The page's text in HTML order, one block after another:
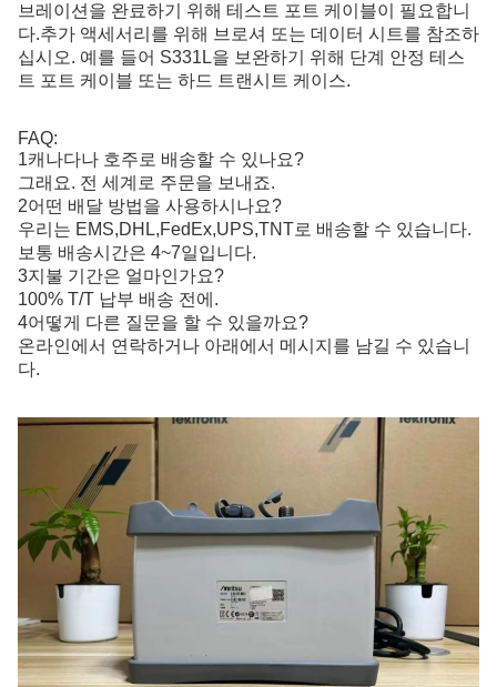
브레이션을 완료하기 위해 테스트 포트 케이블이 필요합니
다.추가 액세서리를 위해 브로셔 또는 데이터 시트를 참조하
십시오. 예를 들어 S331L을 보완하기 위해 단계 안정 테스
트 포트 케이블 또는 하드 트랜시트 케이스.
FAQ:
1캐나다나 호주로 배송할 수 있나요?
그래요. 전 세계로 주문을 보내죠.
2어떤 배달 방법을 사용하시나요?
우리는 EMS,DHL,FedEx,UPS,TNT로 배송할 수 있습니다.
보통 배송시간은 4~7일입니다.
3지불 기간은 얼마인가요?
100% T/T 납부 배송 전에.
4어떻게 다른 질문을 할 수 있을까요?
온라인에서 연락하거나 아래에서 메시지를 남길 수 있습니
다.